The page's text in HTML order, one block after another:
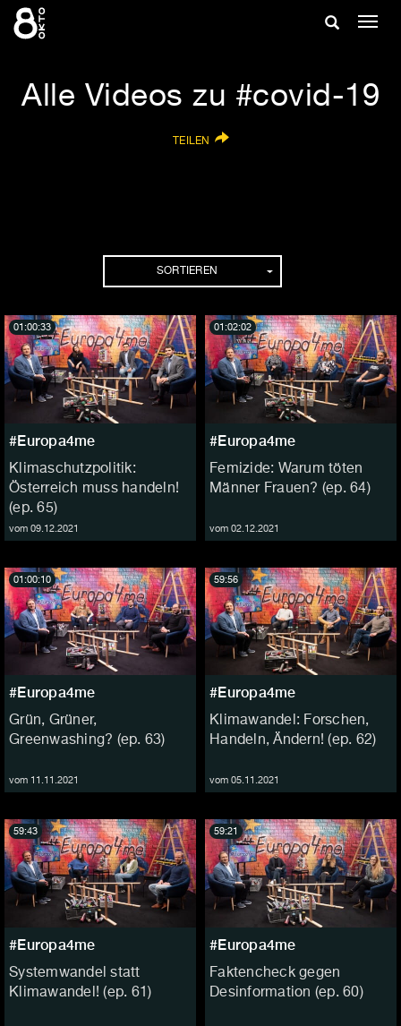
Zum
Inhalt
Suche
Alle Videos zu #covid-19
TEILEN
SORTIEREN
#Europa4me
Klimaschutzpolitik:
Österreich muss handeln!
(ep. 65)
vom 09.12.2021
01:00:33
#Europa4me
Femizide: Warum töten
Männer Frauen? (ep. 64)
vom 02.12.2021
01:02:02
#Europa4me
Grün, Grüner,
Greenwashing? (ep. 63)
vom 11.11.2021
01:00:10
#Europa4me
Klimawandel: Forschen,
Handeln, Ändern! (ep. 62)
vom 05.11.2021
59:56
#Europa4me
Systemwandel statt
Klimawandel! (ep. 61)
59:43
#Europa4me
Faktencheck gegen
Desinformation (ep. 60)
59:21